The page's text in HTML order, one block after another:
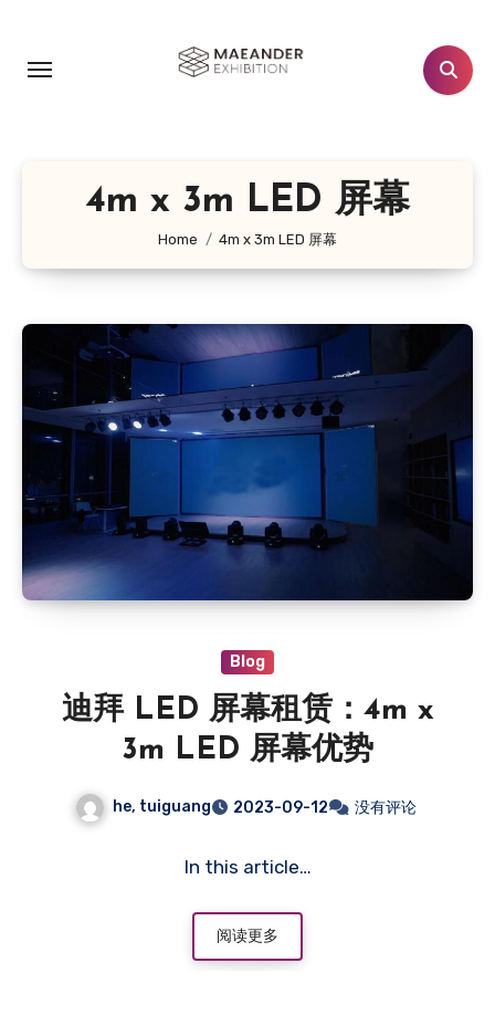
4m x 3m LED 屏幕
Home 4m x 3m LED 屏幕
Blog
迪拜 LED 屏幕租赁：4m x
3m LED 屏幕优势
he, tuiguang 2023-09-12 没有评论
In this article…
阅读更多